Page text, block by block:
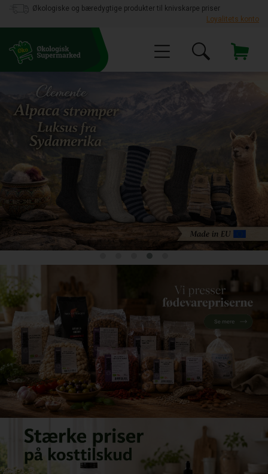
Økologiske og bæredygtige produkter til knivskarpe priser
Loyalitets konto